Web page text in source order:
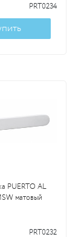
PRT0234
PUERTO AL
матовый
PRT0232